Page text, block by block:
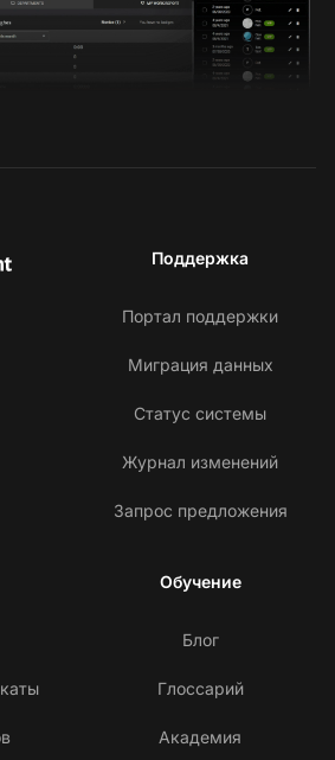
Поддержка
Портал поддержки
Миграция данных
Статус системы
Журнал изменений
Запрос предложения
Обучение
Блог
Глоссарий
Академия